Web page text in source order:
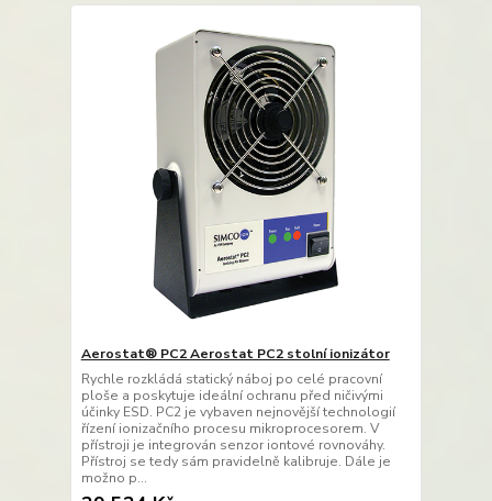
Aerostat® PC2 Aerostat PC2 stolní ionizátor
Rychle rozkládá statický náboj po celé pracovní
ploše a poskytuje ideální ochranu před ničivými
účinky ESD. PC2 je vybaven nejnovější technologií
řízení ionizačního procesu mikroprocesorem. V
přístroji je integrován senzor iontové rovnováhy.
Přístroj se tedy sám pravidelně kalibruje. Dále je
možno p...